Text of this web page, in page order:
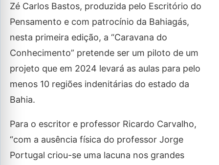
Zé Carlos Bastos, produzida pelo Escritório do
Pensamento e com patrocínio da Bahiagás,
nesta primeira edição, a “Caravana do
Conhecimento” pretende ser um piloto de um
projeto que em 2024 levará as aulas para pelo
menos 10 regiões indenitárias do estado da
Bahia.
Para o escritor e professor Ricardo Carvalho,
“com a ausência física do professor Jorge
Portugal criou-se uma lacuna nos grandes